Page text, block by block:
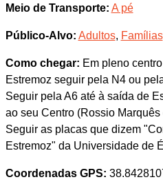
Meio de Transporte: A pé
Público-Alvo: Adultos, Famílias
Como chegar: Em pleno
Estremoz seguir pela N4 ou
Seguir pela A6 até à saída de
ao seu Centro (Rossio Marquês
Seguir as placas que dizem
Estremoz" da Universidade de
Coordenadas GPS: